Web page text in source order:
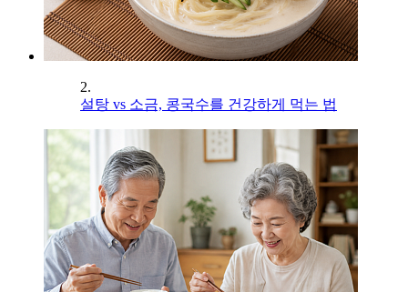
2.
설탕 vs 소금, 콩국수를 건강하게 먹는 법